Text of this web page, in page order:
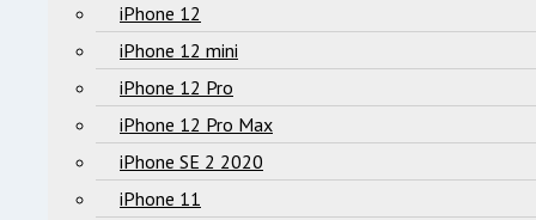
iPhone 12
iPhone 12 mini
iPhone 12 Pro
iPhone 12 Pro Max
iPhone SE 2 2020
iPhone 11